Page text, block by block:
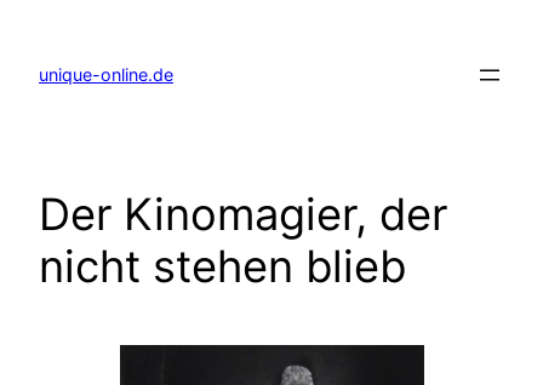
springen
unique-online.de
Der Kinomagier, der
nicht stehen blieb